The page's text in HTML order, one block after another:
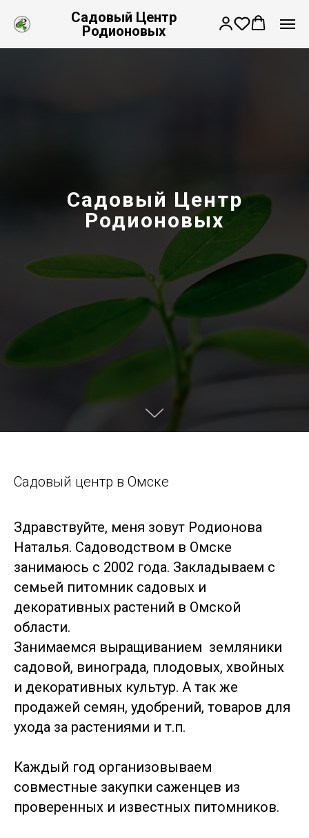
Садовый Центр
Родионовых
Садовый Центр
Родионовых
Садовый центр в Омске
Здравствуйте, меня зовут Родионова
Наталья. Садоводством в Омске
занимаюсь с 2002 года. Закладываем с
семьей питомник садовых и
декоративных растений в Омской
области.
Занимаемся выращиванием земляники
садовой, винограда, плодовых, хвойных
и декоративных культур. А так же
продажей семян, удобрений, товаров для
ухода за растениями и т.п.
Каждый год организовываем
совместные закупки саженцев из
проверенных и известных питомников.